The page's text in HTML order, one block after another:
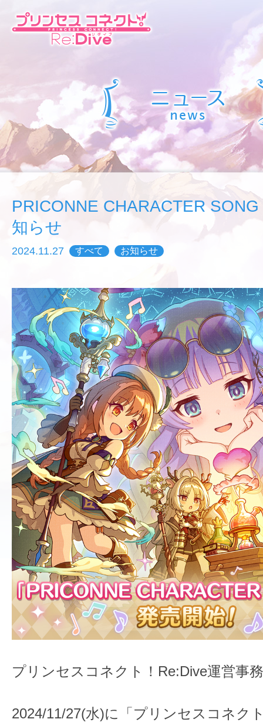
PRICONNE CHARACTER
知らせ
2024.11.27 すべて お知らせ
プリンセスコネクト！Re:Dive運営事
2024/11/27(水)に「プリンセスコネク